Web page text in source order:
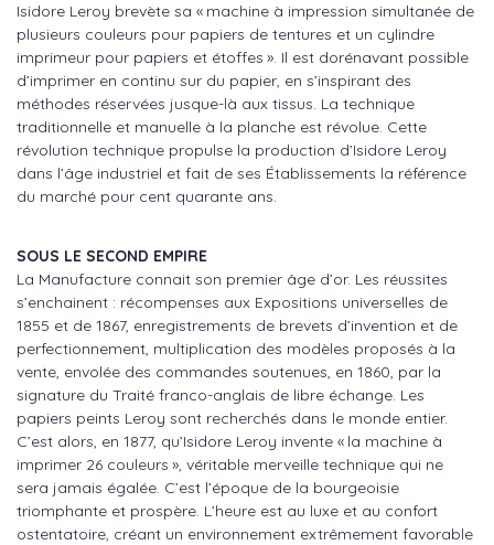
Isidore Leroy brevète sa « machine à impression simultanée de
plusieurs couleurs pour papiers de tentures et un cylindre
imprimeur pour papiers et étoffes ». Il est dorénavant possible
d’imprimer en continu sur du papier, en s’inspirant des
méthodes réservées jusque-là aux tissus. La technique
traditionnelle et manuelle à la planche est révolue. Cette
révolution technique propulse la production d’Isidore Leroy
dans l’âge industriel et fait de ses Établissements la référence
du marché pour cent quarante ans.
SOUS LE SECOND EMPIRE
La Manufacture connait son premier âge d’or. Les réussites
s’enchainent : récompenses aux Expositions universelles de
1855 et de 1867, enregistrements de brevets d’invention et de
perfectionnement, multiplication des modèles proposés à la
vente, envolée des commandes soutenues, en 1860, par la
signature du Traité franco-anglais de libre échange. Les
papiers peints Leroy sont recherchés dans le monde entier.
C’est alors, en 1877, qu’Isidore Leroy invente « la machine à
imprimer 26 couleurs », véritable merveille technique qui ne
sera jamais égalée. C’est l’époque de la bourgeoisie
triomphante et prospère. L’heure est au luxe et au confort
ostentatoire, créant un environnement extrêmement favorable